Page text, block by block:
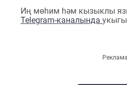
Иң мөһим һәм кызыклы
Telegram-каналында
Реклама